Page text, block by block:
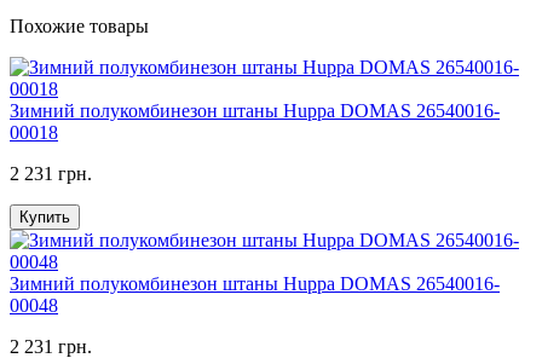
Похожие товары
Зимний полукомбинезон штаны Huppa DOMAS 26540016-
00018
2 231 грн.
Купить
Зимний полукомбинезон штаны Huppa DOMAS 26540016-
00048
2 231 грн.